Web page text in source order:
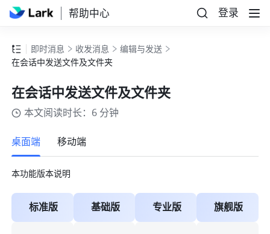
帮助中心 登录
即时消息 收发消息
编辑与发送
在会话中发送文件及文件夹
在会话中发送文件及文件夹
本文阅读时长：6 分钟
桌面端
移动端
本功能版本说明
标准版 基础版 专业版 旗舰版